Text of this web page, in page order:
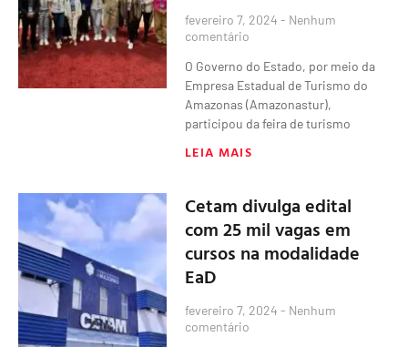
fevereiro 7, 2024 Nenhum
comentário
O Governo do Estado, por meio da
Empresa Estadual de Turismo do
Amazonas (Amazonastur),
participou da feira de turismo
LEIA MAIS
Cetam divulga edital
com 25 mil vagas em
cursos na modalidade
EaD
fevereiro 7, 2024 Nenhum
comentário